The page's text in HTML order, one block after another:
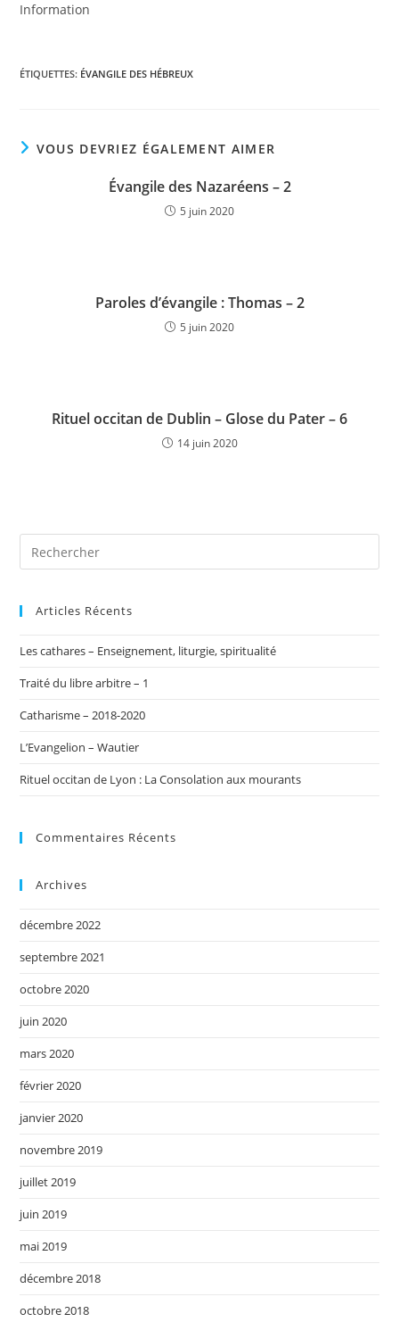
Information
ÉTIQUETTES: ÉVANGILE DES HÉBREUX
VOUS DEVRIEZ ÉGALEMENT AIMER
Évangile des Nazaréens – 2
5 juin 2020
Paroles d’évangile : Thomas – 2
5 juin 2020
Rituel occitan de Dublin – Glose du Pater – 6
14 juin 2020
Articles Récents
Les cathares – Enseignement, liturgie, spiritualité
Traité du libre arbitre – 1
Catharisme – 2018-2020
L’Evangelion – Wautier
Rituel occitan de Lyon : La Consolation aux mourants
Commentaires Récents
Archives
décembre 2022
septembre 2021
octobre 2020
juin 2020
mars 2020
février 2020
janvier 2020
novembre 2019
juillet 2019
juin 2019
mai 2019
décembre 2018
octobre 2018